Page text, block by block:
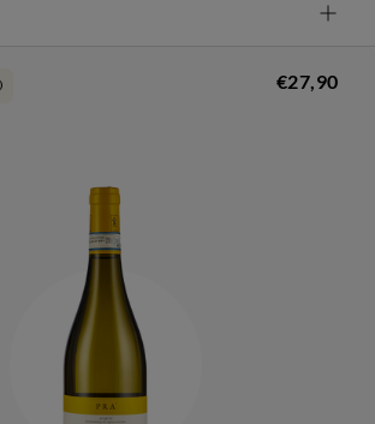
€27,90